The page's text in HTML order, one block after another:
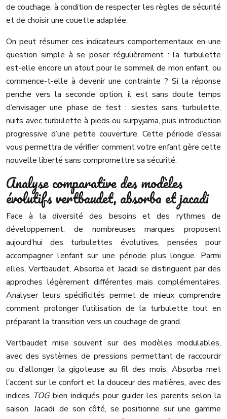
de couchage, à condition de respecter les règles de sécurité
et de choisir une couette adaptée.
On peut résumer ces indicateurs comportementaux en une
question simple à se poser régulièrement : la turbulette
est-elle encore un atout pour le sommeil de mon enfant, ou
commence-t-elle à devenir une contrainte ? Si la réponse
penche vers la seconde option, il est sans doute temps
d’envisager une phase de test : siestes sans turbulette,
nuits avec turbulette à pieds ou surpyjama, puis introduction
progressive d’une petite couverture. Cette période d’essai
vous permettra de vérifier comment votre enfant gère cette
nouvelle liberté sans compromettre sa sécurité.
Analyse comparative des modèles
évolutifs vertbaudet, absorba et jacadi
Face à la diversité des besoins et des rythmes de
développement, de nombreuses marques proposent
aujourd’hui des turbulettes évolutives, pensées pour
accompagner l’enfant sur une période plus longue. Parmi
elles, Vertbaudet, Absorba et Jacadi se distinguent par des
approches légèrement différentes mais complémentaires.
Analyser leurs spécificités permet de mieux comprendre
comment prolonger l’utilisation de la turbulette tout en
préparant la transition vers un couchage de grand.
Vertbaudet mise souvent sur des modèles modulables,
avec des systèmes de pressions permettant de raccourcir
ou d’allonger la gigoteuse au fil des mois. Absorba met
l’accent sur le confort et la douceur des matières, avec des
indices TOGbien indiqués pour guider les parents selon la
saison. Jacadi, de son côté, se positionne sur une gamme